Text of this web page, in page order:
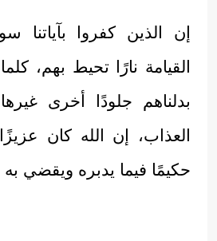
إن الذين كفروا بآياتنا
القيامة نارًا تحيط بهم،
بدلناهم جلودًا أخرى
العذاب، إن الله كان
حكيمًا فيما يدبره ويقضي به